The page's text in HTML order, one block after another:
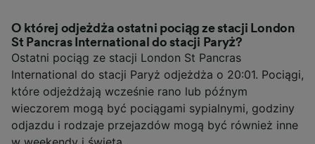
O której odjeżdża ostatni pociąg ze stacji London
St Pancras International do stacji Paryż?
Ostatni pociąg ze stacji London St Pancras
International do stacji Paryż odjeżdża o 20:01. Pociągi,
które odjeżdżają wcześnie rano lub późnym
wieczorem mogą być pociągami sypialnymi, godziny
odjazdu i rodzaje przejazdów mogą być również inne